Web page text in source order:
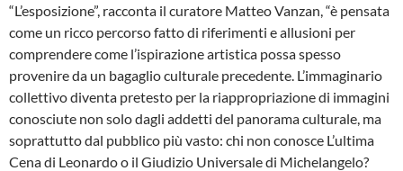
“L’esposizione”, racconta il curatore Matteo Vanzan, “è pensata
come un ricco percorso fatto di riferimenti e allusioni per
comprendere come l’ispirazione artistica possa spesso
provenire da un bagaglio culturale precedente. L’immaginario
collettivo diventa pretesto per la riappropriazione di immagini
conosciute non solo dagli addetti del panorama culturale, ma
soprattutto dal pubblico più vasto: chi non conosce L’ultima
Cena di Leonardo o il Giudizio Universale di Michelangelo?